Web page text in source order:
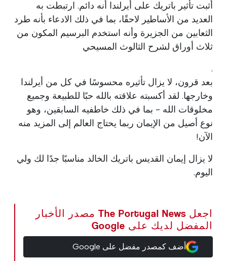
أثبت تأثير باتريك على أيرلندا أنه دائم. ارتبطت به
العديد من الأساطير لاحقًا، بما في ذلك الادعاء بأنه طرد
الثعابين من الجزيرة وأنه استخدم البرسيم المكون من
ثلاث أوراق لشرح الثالوث المسيحي
.
بعد قرون، لا يزال تأثيره محسوسًا في كل من أيرلندا
وخارجها. لقد أكسبته علاقته بالله حبًا للطبيعة وجميع
مخلوقات الله - بما في ذلك خاطفيه السابقين، وهو
نوع أصيل من الإيمان ربما يحتاج العالم إلى المزيد منه
الآن!
لا يزال إيمان القديس باتريك الخالد مناسبًا جدًا لك ولي
اليوم.
اجعل The Portugal News مصدر الأخبار
المفضل لديك على Google
أضف كمصدر مفضل على Google